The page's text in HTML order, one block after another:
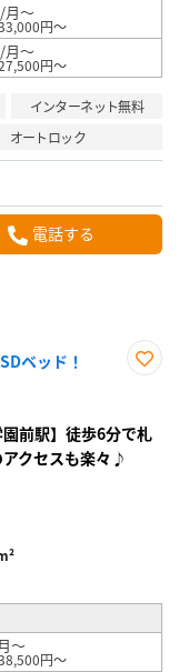
月～
円～
月～
円～
インターネット無料
オートロック
電話する
ベッド！
録
前駅】徒歩6分で札
クセスも楽々♪
～
円～